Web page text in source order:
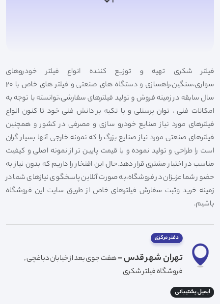
فیلتر شکری تهیه و توزیع کننده انواع فیلتر خودروهای
سواری،سنگین،راهسازی و دستگاه های صنعتی و فیلتر های خاص با 20
سال سابقه در زمینه فروش و تولید فیلترهای سفارشی،توانسته با توجه به
امکانات فنی ، توان پرسنلی و با تکیه بر دانش فنی خود تا کنون انواع
فیلترهای مورد نیاز صنایع خودرو سازی و مصرفی در کشور و همچنین
فیلترهای صنعتی مورد نیاز صنایع بزرگ را که نمونه خارجی آنها بسیار گران
است را طراحی و تولید نموده و با قیمت پایین تر از نمونه اصلی و کیفیت
مناسب در اختیار مشتری قرار دهد.حال این افتخار را داریم که بدون نیاز به
حضور شما عزیزان در فروشگاه،به صورت آنلاین پاسخگوی نیازهای شما در
زمینه خرید وثبت سفارش فیلترهای خاص از طریق سایت این فروشگاه
باشیم.
دفتر مرکزی
تهران شهر قدس -هفت جوی بعد از خیابان دباغچی ,
فروشگاه فیلتر شکری
ایمیل پشتیبانی